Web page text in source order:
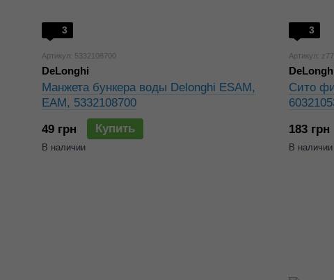
3
Артикул: 5332108700
DeLonghi
Манжета бункера воды Delonghi ESAM,
EAM, 5332108700
49 грн
Купить
В наличии
3
Артикул:
Сито
183 грн
В наличии